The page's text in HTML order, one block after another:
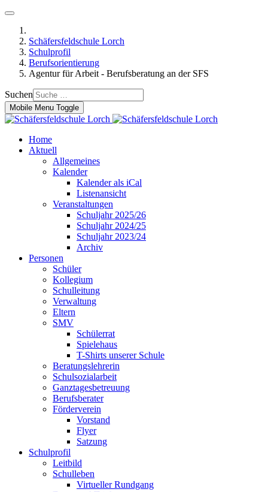
Schäfersfeldschule Lorch
Schulprofil
Berufsorientierung
Agentur für Arbeit - Berufsberatung an der SFS
Suchen
Mobile Menu Toggle
Home
Aktuell
Allgemeines
Kalender
Kalender als iCal
Listenansicht
Veranstaltungen
Schuljahr 2025/26
Schuljahr 2024/25
Schuljahr 2023/24
Archiv
Personen
Schüler
Kollegium
Schulleitung
Verwaltung
Eltern
SMV
Schülerrat
Spielehaus
T-Shirts unserer Schule
Beratungslehrerin
Schulsozialarbeit
Ganztagesbetreuung
Berufsberater
Förderverein
Vorstand
Flyer
Satzung
Schulprofil
Leitbild
Schulleben
Virtueller Rundgang